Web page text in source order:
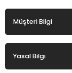
Müşteri Bilgi
Yasal Bilgi